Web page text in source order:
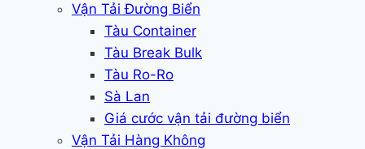
Vận Tải Đường Biển
Tàu Container
Tàu Break Bulk
Tàu Ro-Ro
Sà Lan
Giá cước vận tải đường biển
Vận Tải Hàng Không